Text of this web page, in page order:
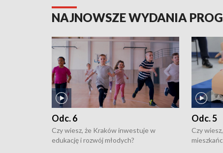
NAJNOWSZE WYDANIA
Odc. 6
Czy wiesz, że Kraków inwestuje w
edukację i rozwój młodych?
Odc. 5
Czy